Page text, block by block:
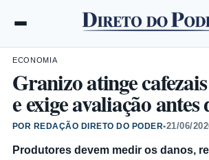
ECONOMIA
Granizo atinge
e exige avaliação antes
POR REDAÇÃO DIRETO DO PODER•21/06/
Produtores devem medir os danos,